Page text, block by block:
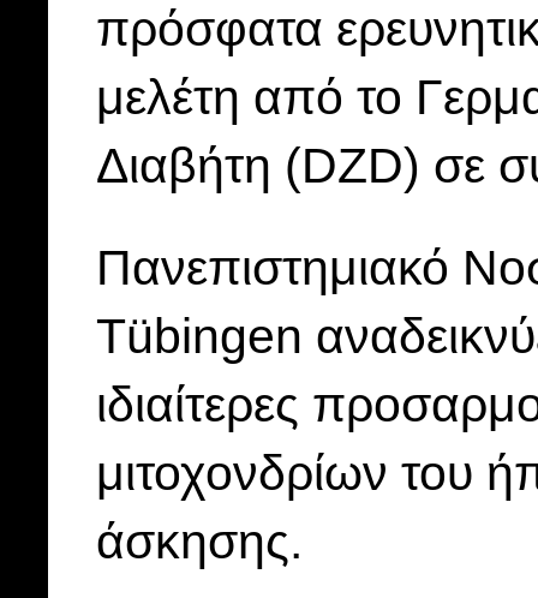
πρόσφατα
μελέτη από το
Διαβήτη (DZD) σε
Πανεπιστημιακό
Tübingen
ιδιαίτερες
μιτοχονδρίων του
άσκησης.